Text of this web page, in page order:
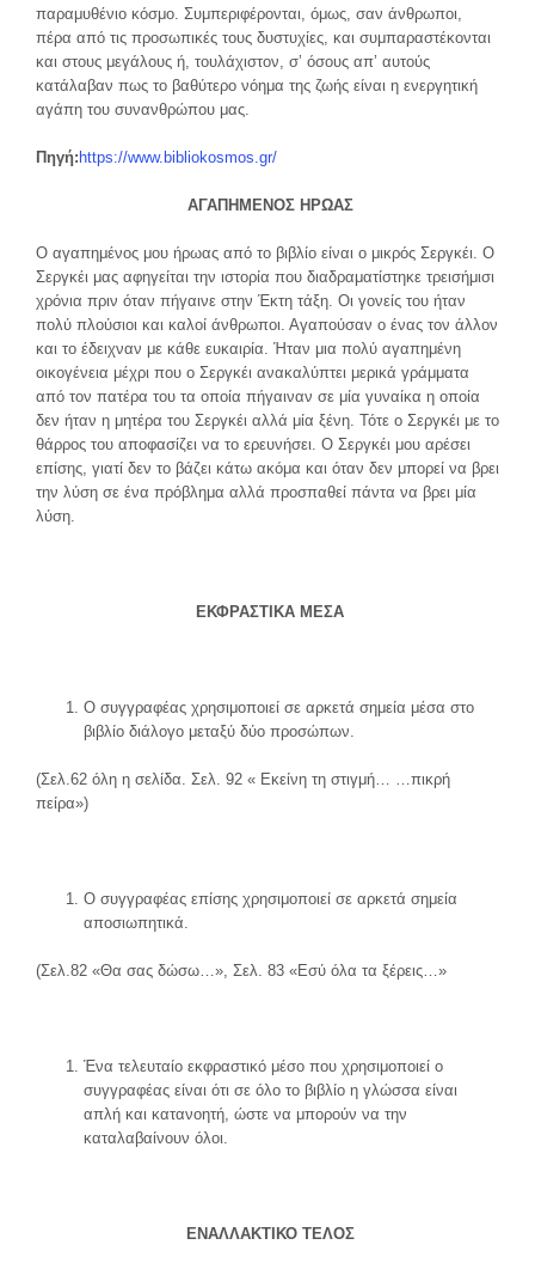
παραμυθένιο κόσμο. Συμπεριφέρονται, όμως, σαν άνθρωποι,
πέρα από τις προσωπικές τους δυστυχίες, και συμπαραστέκονται
και στους μεγάλους ή, τουλάχιστον, σ’ όσους απ’ αυτούς
κατάλαβαν πως το βαθύτερο νόημα της ζωής είναι η ενεργητική
αγάπη του συνανθρώπου μας.
Πηγή: https://www.bibliokosmos.gr/
ΑΓΑΠΗΜΕΝΟΣ ΗΡΩΑΣ
Ο αγαπημένος μου ήρωας από το βιβλίο είναι ο μικρός Σεργκέι. Ο
Σεργκέι μας αφηγείται την ιστορία που διαδραματίστηκε τρεισήμισι
χρόνια πριν όταν πήγαινε στην Έκτη τάξη. Οι γονείς του ήταν
πολύ πλούσιοι και καλοί άνθρωποι. Αγαπούσαν ο ένας τον άλλον
και το έδειχναν με κάθε ευκαιρία. Ήταν μια πολύ αγαπημένη
οικογένεια μέχρι που ο Σεργκέι ανακαλύπτει μερικά γράμματα
από τον πατέρα του τα οποία πήγαιναν σε μία γυναίκα η οποία
δεν ήταν η μητέρα του Σεργκέι αλλά μία ξένη. Τότε ο Σεργκέι με το
θάρρος του αποφασίζει να το ερευνήσει. Ο Σεργκέι μου αρέσει
επίσης, γιατί δεν το βάζει κάτω ακόμα και όταν δεν μπορεί να βρει
την λύση σε ένα πρόβλημα αλλά προσπαθεί πάντα να βρει μία
λύση.
ΕΚΦΡΑΣΤΙΚΑ ΜΕΣΑ
Ο συγγραφέας χρησιμοποιεί σε αρκετά σημεία μέσα στο
βιβλίο διάλογο μεταξύ δύο προσώπων.
(Σελ.62 όλη η σελίδα. Σελ. 92 « Εκείνη τη στιγμή… …πικρή
πείρα»)
Ο συγγραφέας επίσης χρησιμοποιεί σε αρκετά σημεία
αποσιωπητικά.
(Σελ.82 «Θα σας δώσω…», Σελ. 83 «Εσύ όλα τα ξέρεις…»
Ένα τελευταίο εκφραστικό μέσο που χρησιμοποιεί ο
συγγραφέας είναι ότι σε όλο το βιβλίο η γλώσσα είναι
απλή και κατανοητή, ώστε να μπορούν να την
καταλαβαίνουν όλοι.
ΕΝΑΛΛΑΚΤΙΚΟ ΤΕΛΟΣ